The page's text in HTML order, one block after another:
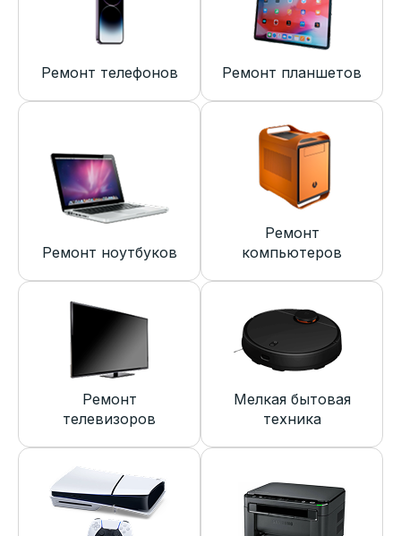
Ремонт телефонов Ремонт планшетов
Ремонт ноутбуков
Ремонт
компьютеров
Ремонт
телевизоров
Мелкая бытовая
техника